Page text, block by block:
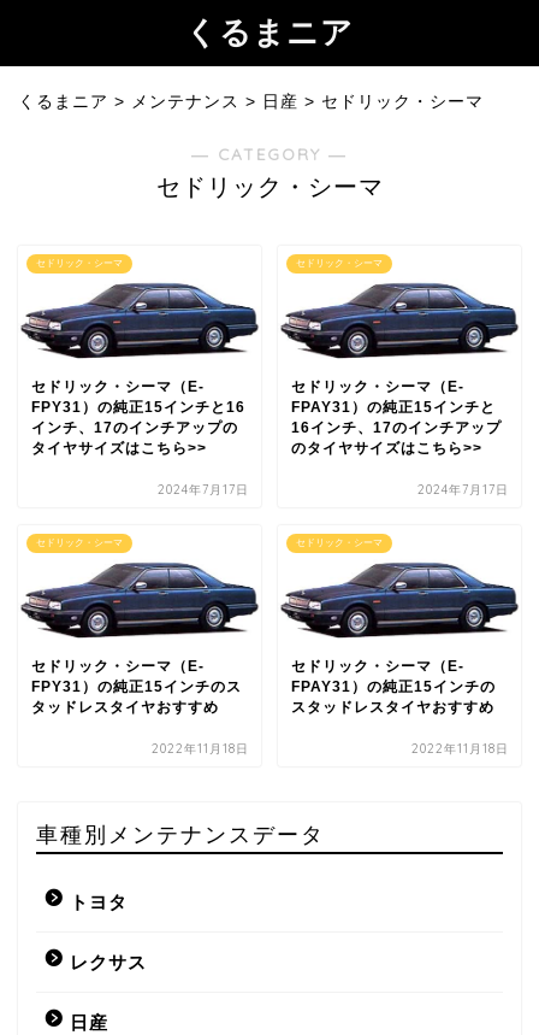
くるまニア
くるまニア > メンテナンス > 日産 > セドリック・シーマ
― CATEGORY ―
セドリック・シーマ
セドリック・シーマ
セドリック・シーマ（E-
FPY31）の純正15インチと16
インチ、17のインチアップの
タイヤサイズはこちら>>
2024年7月17日
セドリック・シーマ
セドリック・シーマ（E-
FPAY31）の純正15インチと
16インチ、17のインチアップ
のタイヤサイズはこちら>>
2024年7月17日
セドリック・シーマ
セドリック・シーマ（E-
FPY31）の純正15インチのス
タッドレスタイヤおすすめ
2022年11月18日
セドリック・シーマ
セドリック・シーマ（E-
FPAY31）の純正15インチの
スタッドレスタイヤおすすめ
2022年11月18日
車種別メンテナンスデータ
トヨタ
レクサス
日産